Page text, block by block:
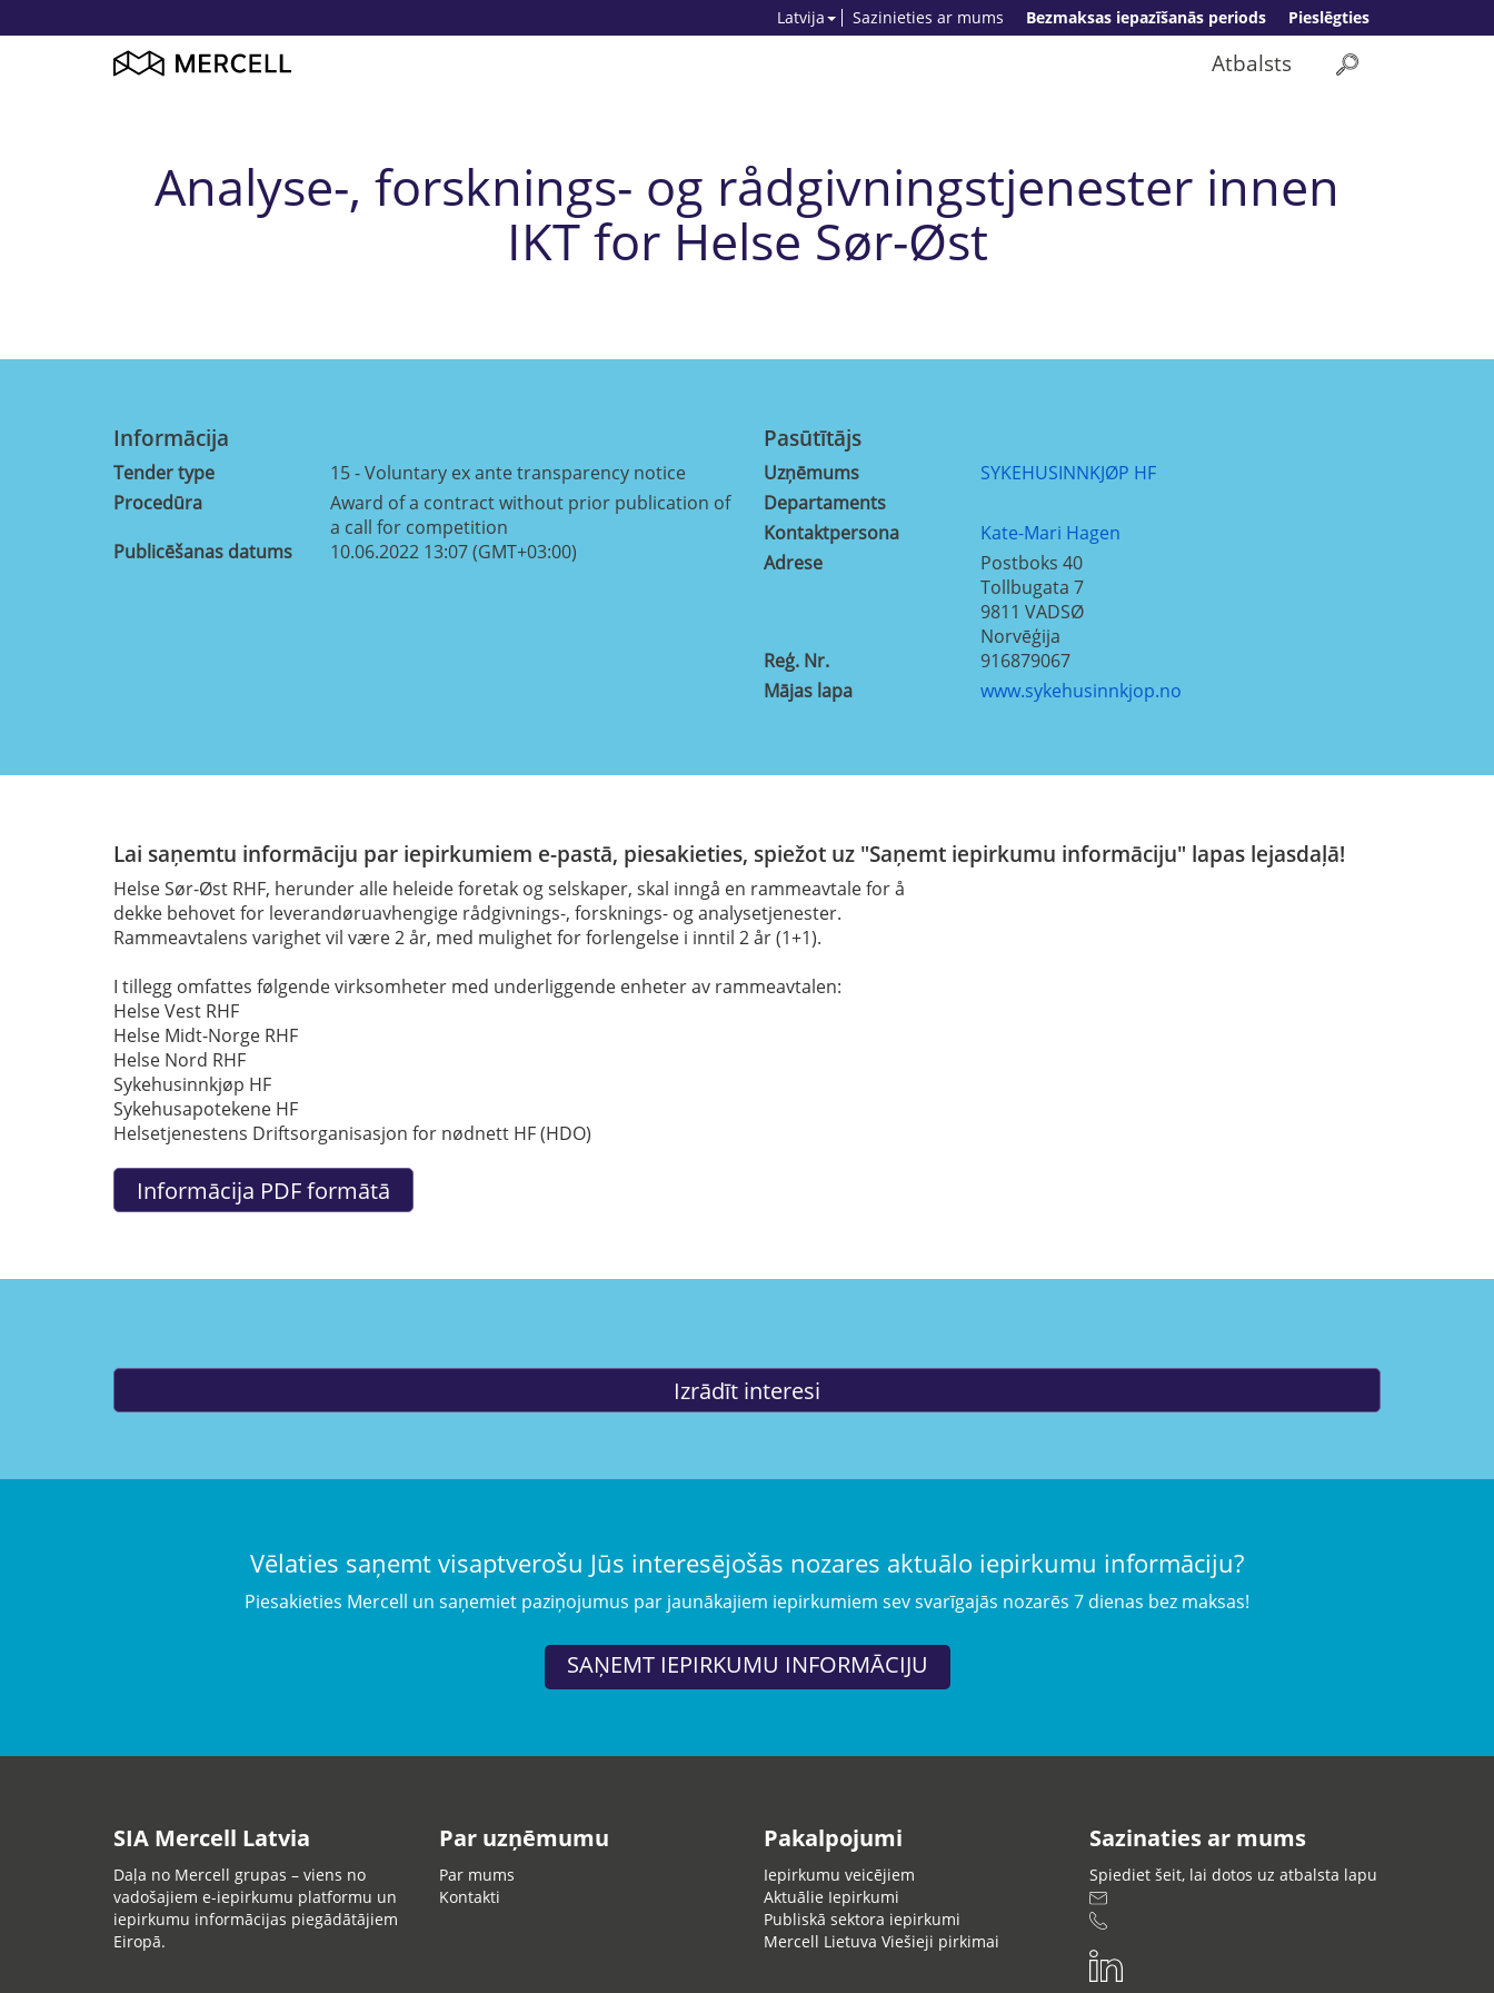
Pieslēgties
Bezmaksas iepazīšanās periods
Sazinieties ar mums
Latvija
Atbalsts
Analyse-, forsknings- og rådgivningstjenester innen
IKT for Helse Sør-Øst
Informācija
Tender type
15 - Voluntary ex ante transparency notice
Procedūra
Award of a contract without prior publication of
a call for competition
Publicēšanas datums
10.06.2022 13:07 (GMT+03:00)
Pasūtītājs
Uzņēmums
SYKEHUSINNKJØP HF
Departaments
Kontaktpersona
Kate-Mari Hagen
Adrese
Postboks 40
Tollbugata 7
9811 VADSØ
Norvēģija
Reģ. Nr.
916879067
Mājas lapa
www.sykehusinnkjop.no
Lai saņemtu informāciju par iepirkumiem e-pastā, piesakieties, spiežot uz "Saņemt iepirkumu informāciju" lapas lejasdaļā!
Helse Sør-Øst RHF, herunder alle heleide foretak og selskaper, skal inngå en rammeavtale for å
dekke behovet for leverandøruavhengige rådgivnings-, forsknings- og analysetjenester.
Rammeavtalens varighet vil være 2 år, med mulighet for forlengelse i inntil 2 år (1+1).
I tillegg omfattes følgende virksomheter med underliggende enheter av rammeavtalen:
Helse Vest RHF
Helse Midt-Norge RHF
Helse Nord RHF
Sykehusinnkjøp HF
Sykehusapotekene HF
Helsetjenestens Driftsorganisasjon for nødnett HF (HDO)
Vēlaties saņemt visaptverošu Jūs interesējošās nozares aktuālo iepirkumu informāciju?
Piesakieties Mercell un saņemiet paziņojumus par jaunākajiem iepirkumiem sev svarīgajās nozarēs 7 dienas bez maksas!
SAŅEMT IEPIRKUMU INFORMĀCIJU
SIA Mercell Latvia
Daļa no Mercell grupas – viens no
vadošajiem e-iepirkumu platformu un
iepirkumu informācijas piegādātājiem
Eiropā.
Par uzņēmumu
Par mums
Kontakti
Pakalpojumi
Iepirkumu veicējiem
Aktuālie Iepirkumi
Publiskā sektora iepirkumi
Mercell Lietuva Viešieji pirkimai
Sazinaties ar mums
Spiediet šeit, lai dotos uz atbalsta lapu